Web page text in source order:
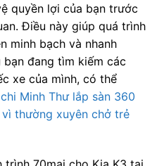
quyền lợi của bạn trước
Điều này giúp quá trình
minh bạch và nhanh
đang tìm kiếm các
xe của mình, có thể
chi Minh Thư lắp sàn 360
thường xuyên chở trẻ